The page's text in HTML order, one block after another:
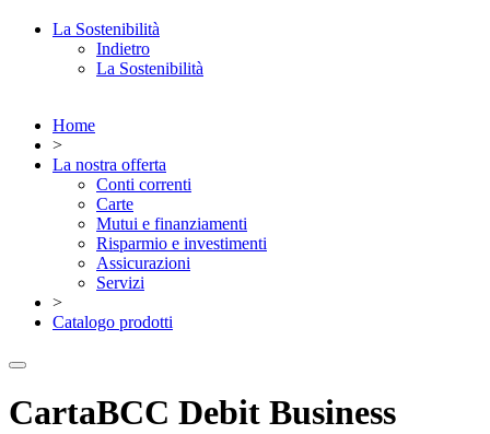
La Sostenibilità
Indietro
La Sostenibilità
Home
>
La nostra offerta
Conti correnti
Carte
Mutui e finanziamenti
Risparmio e investimenti
Assicurazioni
Servizi
>
Catalogo prodotti
CartaBCC Debit Business